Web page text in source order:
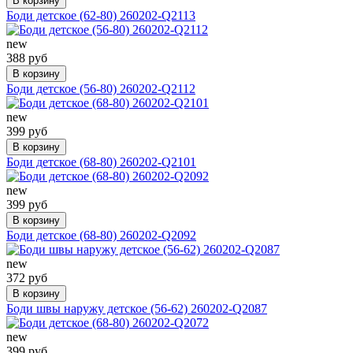
Боди детское (62-80) 260202-Q2113
new
388 руб
В корзину
Боди детское (56-80) 260202-Q2112
new
399 руб
В корзину
Боди детское (68-80) 260202-Q2101
new
399 руб
В корзину
Боди детское (68-80) 260202-Q2092
new
372 руб
В корзину
Боди швы наружу детское (56-62) 260202-Q2087
new